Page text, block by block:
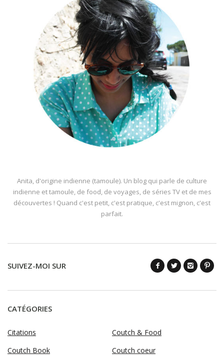
Anita, d'origine indienne (tamoule). Un blog qui parle de culture
indienne et tamoule, de food, de voyages, de séries TV et de mes
découvertes ! Quand c'est petit, c'est pratique, c'est mignon, c'est
parfait.
SUIVEZ-MOI SUR
CATÉGORIES
Citations
Coutch & Food
Coutch Book
Coutch coeur